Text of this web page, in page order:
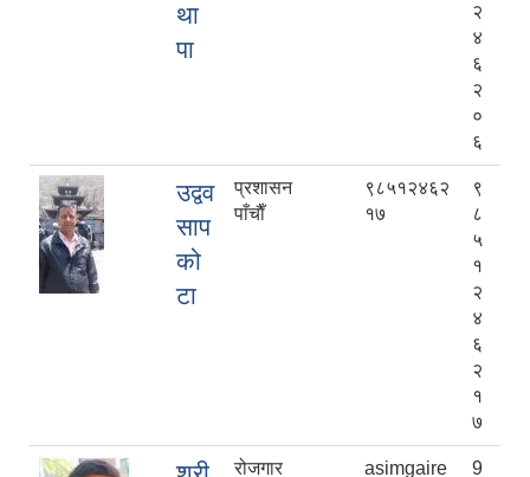
था
पा
२
४
६
२
०
६
उद्वव
साप
को
टा
प्रशासन
पाँचाैँ
९८५१२४६२
१७
९
८
५
१
२
४
६
२
१
७
रोजगार
asimgaire
9